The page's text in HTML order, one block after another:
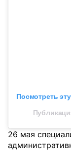
Посмотреть
26 мая